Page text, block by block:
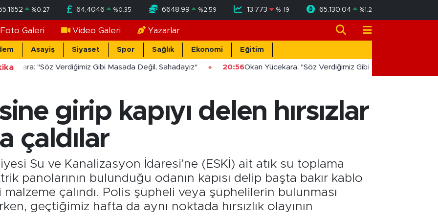
%0.27 64,4046 %0.35 6648.99 %2.59 13.773 %-19 65.130,04 %1.2
Foto Galeri Video Galeri Yazarlar
Asayiş Siyaset Spor Sağlık Ekonomi Eğitim
"Söz Verdiğimiz Gibi Masada Değil, Sahadayız" 20:56Okan Yücekara: "Söz Verdiğimiz Gibi Masada Değil,
girip kapıyı delen hırsızlar
çaldılar
Su ve Kanalizasyon İdaresi'ne (ESKİ) ait atık su toplama
panolarının bulunduğu odanın kapısı delip başta bakır kablo
çalındı. Polis şüpheli veya şüphelilerin bulunması
geçtiğimiz hafta da aynı noktada hırsızlık olayının